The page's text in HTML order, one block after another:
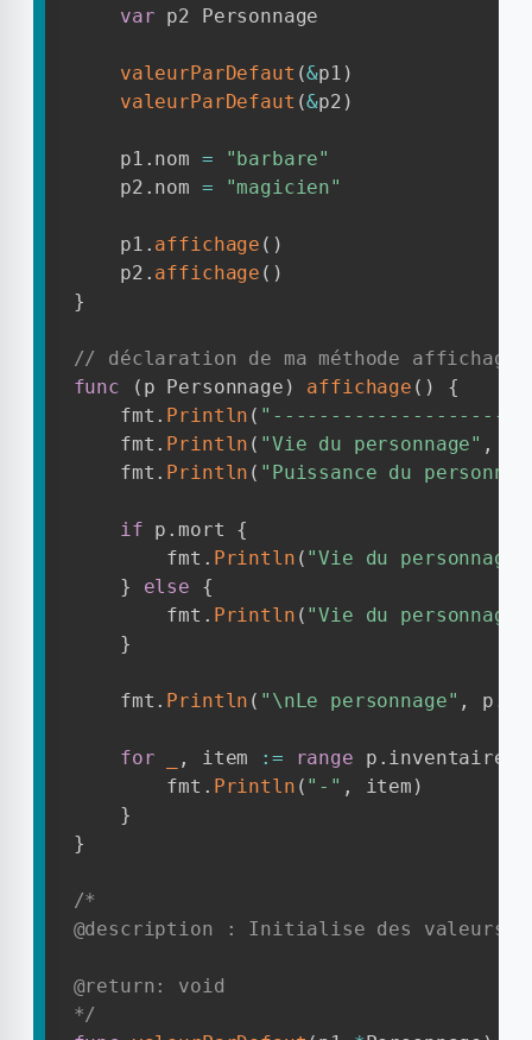
var p2 Personnage
valeurParDefaut (&p1 )
valeurParDefaut (&p2 )
    p1
. nom =
"barbare"
    p2
. nom = "magicien"
    p1
. affichage ( )
    p2
. affichage ( )
}
// déclaration de ma méthode
func
( p Personnage ) affichage ( )
{
    fmt
. Println (
    fmt
. Println ( "Vie du personnage" ,
    fmt
. Println ( "Puissance du
if p . mort {
        fmt
. Println ( "Vie du personnage"
}
else
{
        fmt
. Println ( "Vie du personnage"
}
    fmt
. Println ( "\nLe personnage" , p .
for , item := range p . inventaire
        fmt
. Println ( "-" , item )
}
}
/*
@description : Initialise des valeurs
@return: void
*/